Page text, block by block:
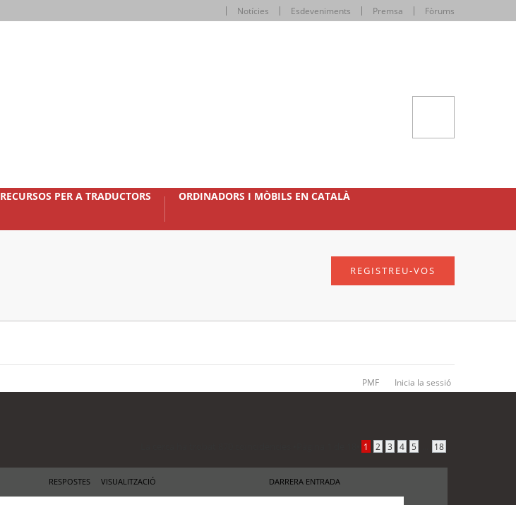
Notícies Esdeveniments Premsa Fòrums
RECURSOS PER A TRADUCTORS ORDINADORS I MÒBILS EN CATALÀ
REGISTREU-VOS
PMF Inicia la sessió
1 2 3 4 5 18
RESPOSTES VISUALITZACIÓ DARRERA ENTRADA